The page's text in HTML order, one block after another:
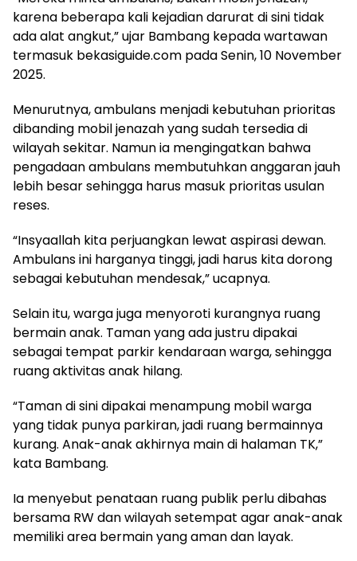
karena beberapa kali kejadian darurat di sini tidak
ada alat angkut,” ujar Bambang kepada wartawan
termasuk bekasiguide.com pada Senin, 10 November
2025.
Menurutnya, ambulans menjadi kebutuhan prioritas
dibanding mobil jenazah yang sudah tersedia di
wilayah sekitar. Namun ia mengingatkan bahwa
pengadaan ambulans membutuhkan anggaran jauh
lebih besar sehingga harus masuk prioritas usulan
reses.
“Insyaallah kita perjuangkan lewat aspirasi dewan.
Ambulans ini harganya tinggi, jadi harus kita dorong
sebagai kebutuhan mendesak,” ucapnya.
Selain itu, warga juga menyoroti kurangnya ruang
bermain anak. Taman yang ada justru dipakai
sebagai tempat parkir kendaraan warga, sehingga
ruang aktivitas anak hilang.
“Taman di sini dipakai menampung mobil warga
yang tidak punya parkiran, jadi ruang bermainnya
kurang. Anak-anak akhirnya main di halaman TK,”
kata Bambang.
Ia menyebut penataan ruang publik perlu dibahas
bersama RW dan wilayah setempat agar anak-anak
memiliki area bermain yang aman dan layak.